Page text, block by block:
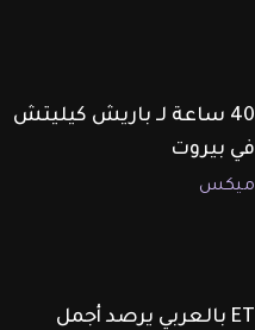
40 ساعة لـ باريش كيليتش
في بيروت
ميكس
ET بالعربي يرصد أجمل